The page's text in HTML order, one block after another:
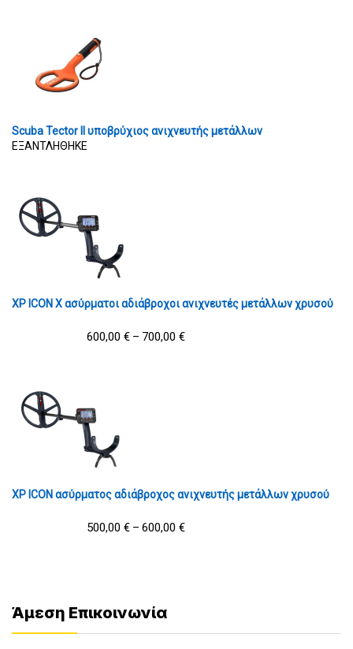
Scuba Tector II υποβρύχιος ανιχνευτής μετάλλων
ΕΞΑΝΤΛΗΘΗΚΕ
XP ICON X ασύρματοι αδιάβροχοι ανιχνευτές μετάλλων χρυσού
600,00 € – 700,00 €
XP ICON ασύρματος αδιάβροχος ανιχνευτής μετάλλων χρυσού
500,00 € – 600,00 €
Άμεση Επικοινωνία